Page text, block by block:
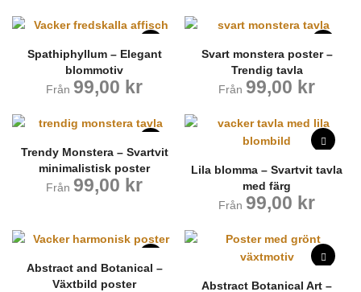
Spathiphyllum – Elegant
blommotiv
Från 99,00 kr
Svart monstera poster –
Trendig tavla
Från 99,00 kr
Trendy Monstera – Svartvit
minimalistisk poster
Från 99,00 kr
Lila blomma – Svartvit tavla
med färg
Från 99,00 kr
Abstract and Botanical –
Växtbild poster
Abstract Botanical Art –